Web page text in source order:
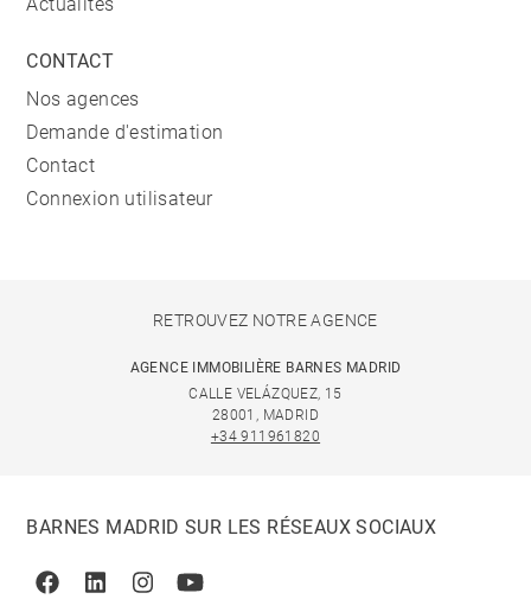
CONTACT
Nos agences
Demande d'estimation
Contact
Connexion utilisateur
RETROUVEZ NOTRE AGENCE
AGENCE IMMOBILIÈRE BARNES MADRID
CALLE VELÁZQUEZ, 15
28001, MADRID
+34 911961820
BARNES MADRID SUR LES RÉSEAUX SOCIAUX
FacebookLinkedinInstagramYoutube